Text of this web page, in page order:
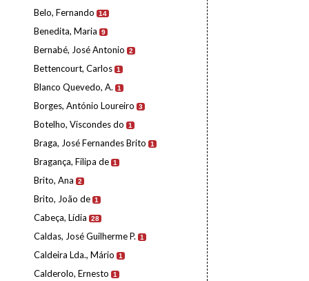
Belo, Fernando 14
Benedita, Maria 9
Bernabé, José Antonio 2
Bettencourt, Carlos 1
Blanco Quevedo, A. 1
Borges, António Loureiro 3
Botelho, Viscondes do 1
Braga, José Fernandes Brito 1
Bragança, Filipa de 1
Brito, Ana 2
Brito, João de 1
Cabeça, Lídia 28
Caldas, José Guilherme P. 1
Caldeira Lda., Mário 1
Calderolo, Ernesto 1